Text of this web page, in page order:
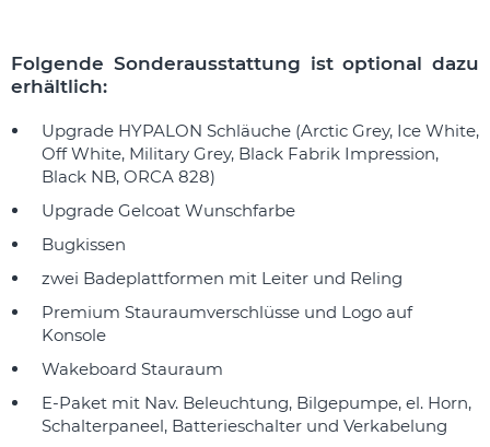
Folgende Sonderausstattung ist optional dazu
erhältlich:
Upgrade HYPALON Schläuche (Arctic Grey, Ice White,
Off White, Military Grey, Black Fabrik Impression,
Black NB, ORCA 828)
Upgrade Gelcoat Wunschfarbe
Bugkissen
zwei Badeplattformen mit Leiter und Reling
Premium Stauraumverschlüsse und Logo auf
Konsole
Wakeboard Stauraum
E-Paket mit Nav. Beleuchtung, Bilgepumpe, el. Horn,
Schalterpaneel, Batterieschalter und Verkabelung